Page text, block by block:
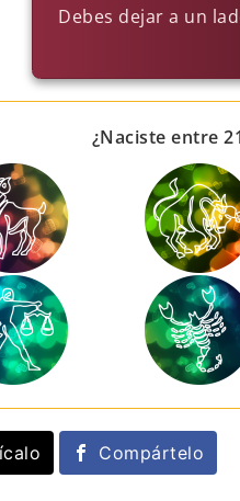
Debes dejar a un
¿Naciste entre
Compártelo